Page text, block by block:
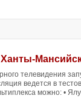
телевидения
ведется в
можно: •